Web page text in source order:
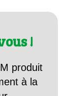
!
produit
à la